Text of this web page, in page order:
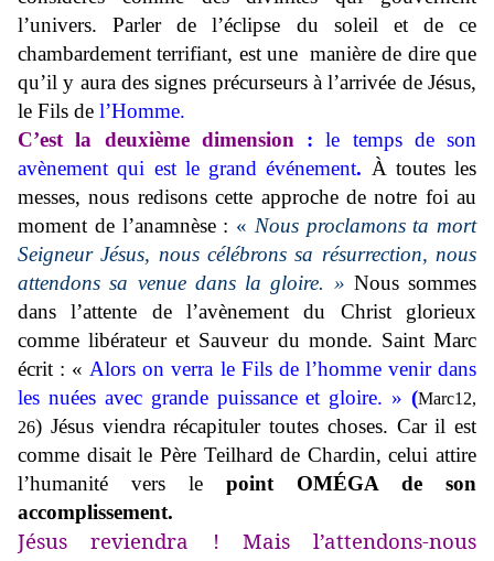
l’univers. Parler de l’éclipse du soleil et de ce
chambardement terrifiant, est une manière de dire que
qu’il y aura des signes précurseurs à l’arrivée de Jésus,
le Fils de l’Homme.
C’est la deuxième dimension :le temps de son
avènement qui est le grand événement. À toutes les
messes, nous redisons cette approche de notre foi au
moment de l’anamnèse : « Nous proclamons ta mort
Seigneur Jésus, nous célébrons sa résurrection, nous
attendons sa venue dans la gloire. » Nous sommes
dans l’attente de l’avènement du Christ glorieux
comme libérateur et Sauveur du monde. Saint Marc
écrit : « Alors on verra le Fils de l’homme venir dans
les nuées avec grande puissance et gloire. » (Marc12,
26) Jésus viendra récapituler toutes choses. Car il est
comme disait le Père Teilhard de Chardin, celui attire
l’humanité vers le point OMÉGA de son
accomplissement.
Jésus reviendra ! Mais l’attendons-nous